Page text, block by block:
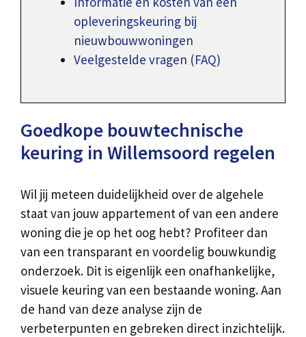
opleveringskeuring bij
nieuwbouwwoningen
Veelgestelde vragen (FAQ)
Goedkope bouwtechnische
keuring in Willemsoord regelen
Wil jij meteen duidelijkheid over de algehele
staat van jouw appartement of van een andere
woning die je op het oog hebt? Profiteer dan
van een transparant en voordelig bouwkundig
onderzoek. Dit is eigenlijk een onafhankelijke,
visuele keuring van een bestaande woning. Aan
de hand van deze analyse zijn de
verbeterpunten en gebreken direct inzichtelijk.